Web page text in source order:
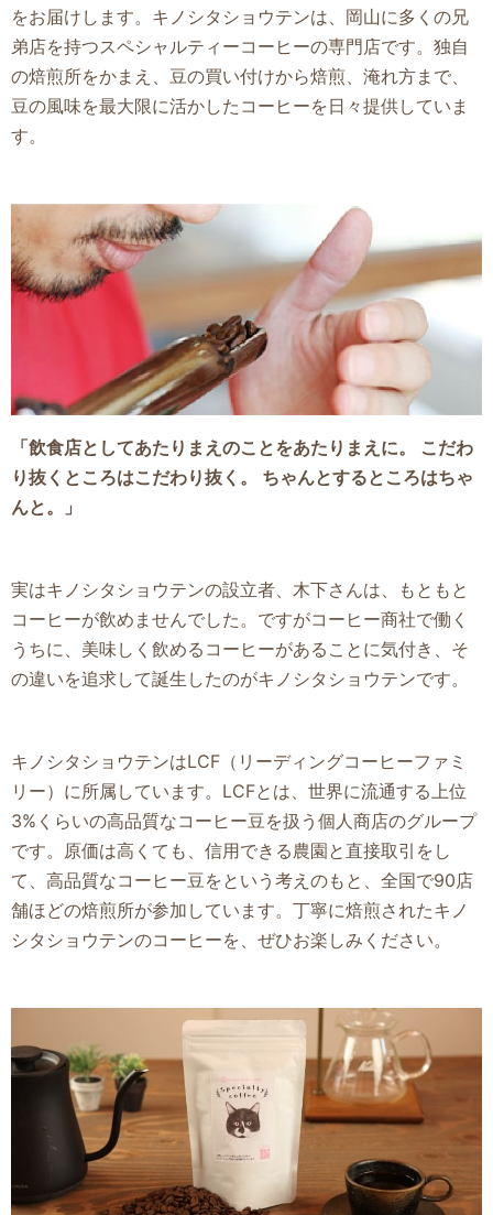
をお届けします。キノシタショウテンは、岡山に多くの兄
弟店を持つスペシャルティーコーヒーの専門店です。独自
の焙煎所をかまえ、豆の買い付けから焙煎、淹れ方まで、
豆の風味を最大限に活かしたコーヒーを日々提供していま
す。
「飲食店としてあたりまえのことをあたりまえに。 こだわ
り抜くところはこだわり抜く。 ちゃんとするところはちゃ
んと。」
実はキノシタショウテンの設立者、木下さんは、もともと
コーヒーが飲めませんでした。ですがコーヒー商社で働く
うちに、美味しく飲めるコーヒーがあることに気付き、そ
の違いを追求して誕生したのがキノシタショウテンです。
キノシタショウテンはLCF（リーディングコーヒーファミ
リー）に所属しています。LCFとは、世界に流通する上位
3%くらいの高品質なコーヒー豆を扱う個人商店のグループ
です。原価は高くても、信用できる農園と直接取引をし
て、高品質なコーヒー豆をという考えのもと、全国で90店
舗ほどの焙煎所が参加しています。丁寧に焙煎されたキノ
シタショウテンのコーヒーを、ぜひお楽しみください。